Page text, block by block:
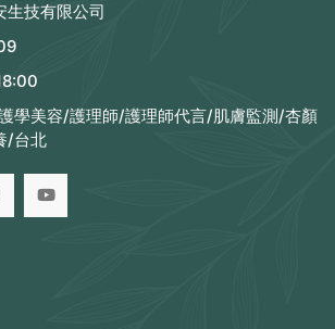
生技有限公司
學美容/護理師/護理師代言/肌膚監測/杏顏
/台北